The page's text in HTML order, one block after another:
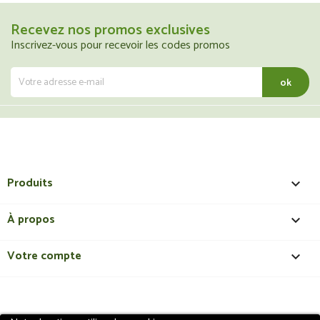
Recevez nos promos exclusives
Inscrivez-vous pour recevoir les codes promos
Produits 
À propos 
Votre compte 